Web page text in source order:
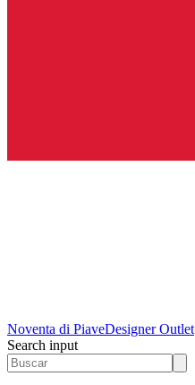
Noventa di PiaveDesigner Outlet
Search input